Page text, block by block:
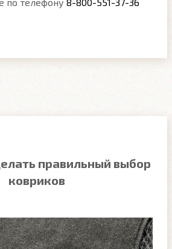
правильный выбор
ковриков